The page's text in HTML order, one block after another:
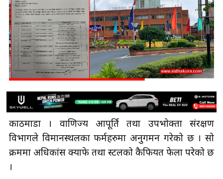
काठमाडौँ । वाणिज्य आपूर्ति तथा उपभोक्ता संरक्षण
विभागले विमानस्थलका फर्महरुमा अनुगमन गरेको छ । सो
क्रममा अधिकांस क्याफे तथा स्टलको कैफियत फेला परेको छ
।